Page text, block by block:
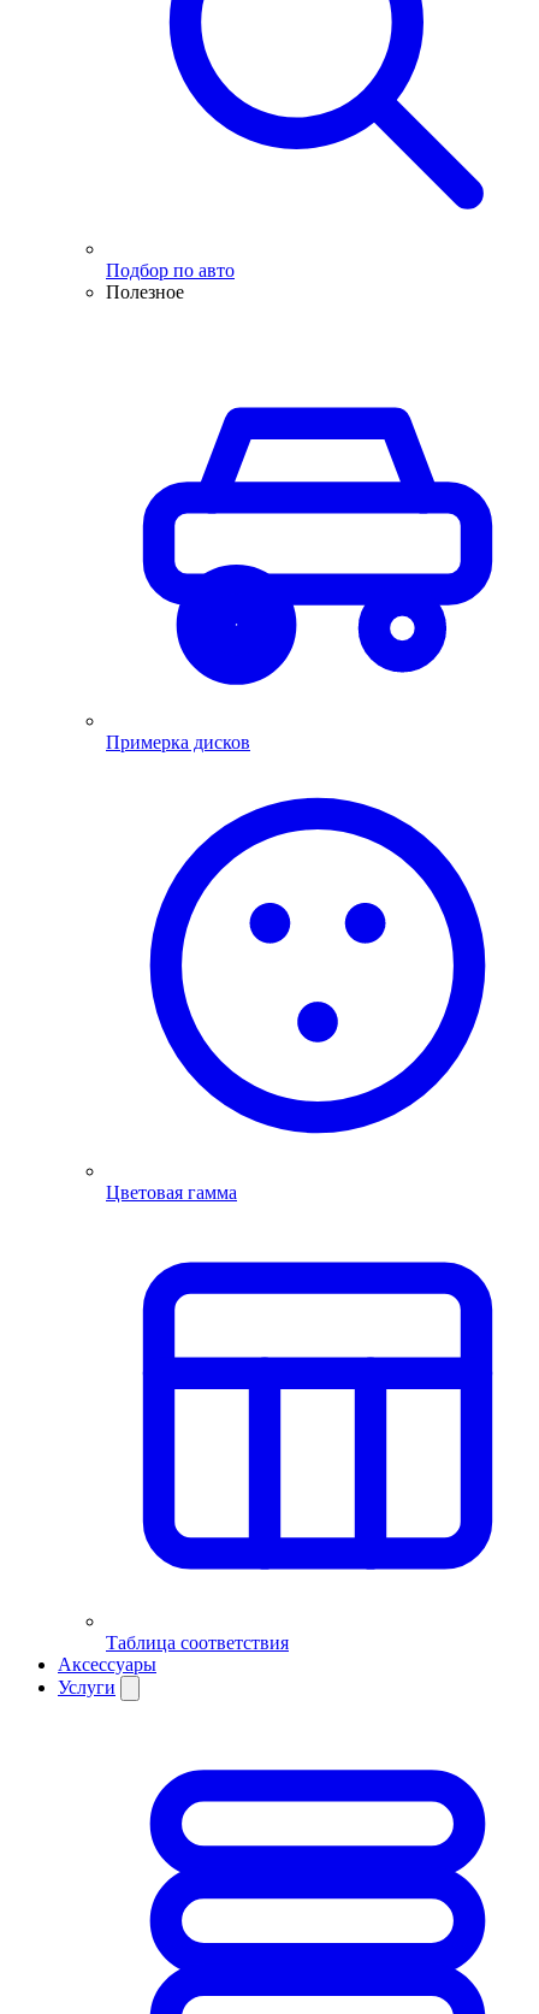
Подбор по авто
Полезное
Примерка дисков
Цветовая гамма
Таблица соответствия
Аксессуары
Услуги